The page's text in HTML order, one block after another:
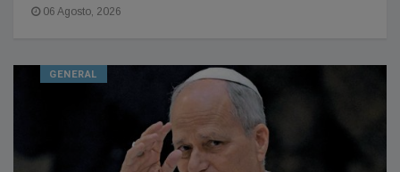
06 Agosto, 2026
GENERAL